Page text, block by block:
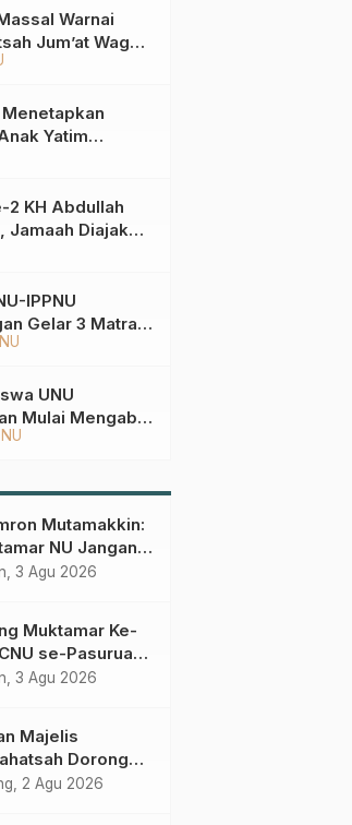
Warnai
Jum’at Wage
Sukorejo
Yatim
KK,
2 KH Abdullah
Jamaah Diajak
IPPNU
Gelar 3 Matra
An-Nur
UNU
Mulai Mengabdi
dan Oro-
Mutamakkin:
NU Jangan
pada
3 Agu 2026
Muktamar Ke-
se-Pasuruan
Rumuskan
Kedua
3 Agu 2026
Majelis
Dorong
Pelembagaan
2 Agu 2026